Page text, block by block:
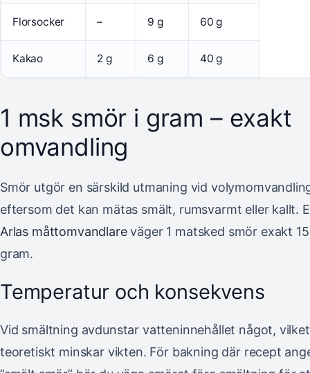
Florsocker – 9 g 60 g
Kakao 2 g 6 g 40 g
1 msk smör i gram – exakt
omvandling
Smör utgör en särskild utmaning vid
eftersom det kan mätas smält, rumsvarmt eller kallt.
Arlas måttomvandlareväger 1 matsked smör exakt 15
gram.
Temperatur och konsekvens
Vid smältning avdunstar vatteninnehållet något, vilket
teoretiskt minskar vikten. För bakning där recept